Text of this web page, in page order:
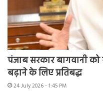
पंजाब सरकार बागवानी
बढ़ाने के लिए प्रतिबद्ध
24 July 2026 - 1:45 PM